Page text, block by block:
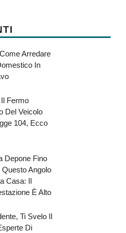
Arredare
In
Fermo
Del Veicolo
104, Ecco
Depone Fino
Angolo
Casa: Il
È Alto
Ti Svelo Il
Di